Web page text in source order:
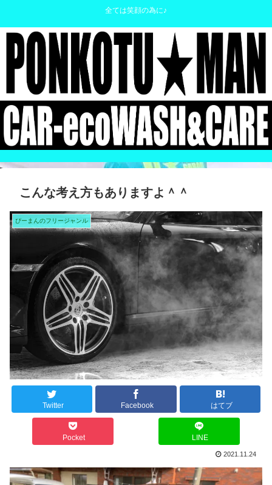
全ては笑顔の為に♪
こんな考え方もありますよ＾＾
ぴーまんのフリージャンル
Twitter Facebook はてブ
Pocket LINE
2021.11.24